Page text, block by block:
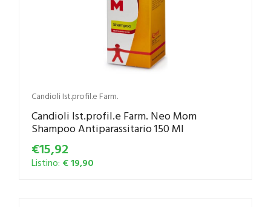
Candioli Ist.profil.e Farm.
Candioli Ist.profil.e Farm. Neo Mom
Shampoo Antiparassitario 150 Ml
€15,92
Listino: € 19,90